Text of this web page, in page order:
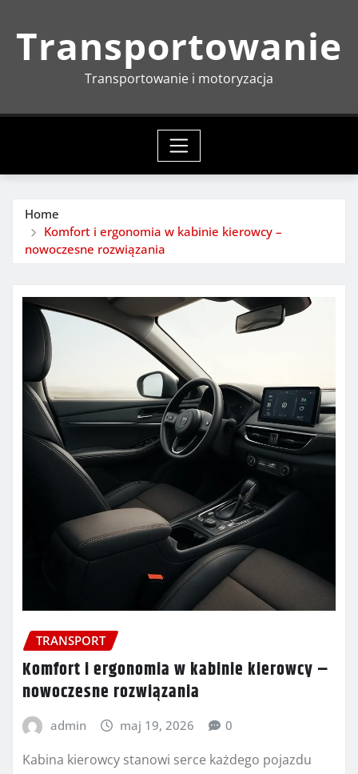
Transportowanie
Transportowanie i motoryzacja
Home
Komfort i ergonomia w kabinie kierowcy –
nowoczesne rozwiązania
TRANSPORT
Komfort i ergonomia w kabinie kierowcy –
nowoczesne rozwiązania
admin maj 19, 2026 0
Kabina kierowcy stanowi serce każdego pojazdu